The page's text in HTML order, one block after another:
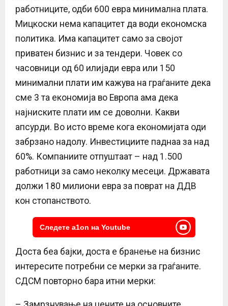
работниците, одби 600 евра минимална плата.
Мицкоски нема капацитет да води економска
политика. Има капацитет само за својот
приватен бизнис и за тендери. Човек со
часовници од 60 илијади евра или 150
минимални плати им кажува на граѓаните дека
сме 3 та економија во Европа ама дека
најниските плати им се доволни. Какви
апсурди. Во исто време кога економијата оди
забрзано надолу. Инвестициите паднаа за над
60%. Компаниите отпуштаат – над 1.500
работници за само неколку месеци. Државата
должи 180 милиони евра за поврат на ДДВ
кон стопанството.
Следете a1on на Youtube
Доста беа бајки, доста е бранење на бизнис
интересите потребни се мерки за граѓаните.
СДСМ повторно бара итни мерки: